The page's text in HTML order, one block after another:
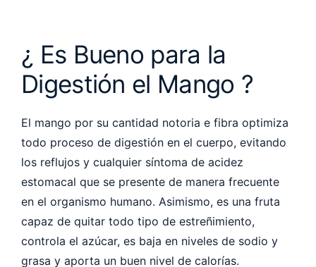
¿ Es Bueno para la
Digestión el Mango ?
El mango por su cantidad notoria e fibra optimiza
todo proceso de digestión en el cuerpo, evitando
los reflujos y cualquier síntoma de acidez
estomacal que se presente de manera frecuente
en el organismo humano. Asimismo, es una fruta
capaz de quitar todo tipo de estreñimiento,
controla el azúcar, es baja en niveles de sodio y
grasa y aporta un buen nivel de calorías.